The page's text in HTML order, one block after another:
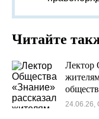
Читайте
Лектор
24.06.26,